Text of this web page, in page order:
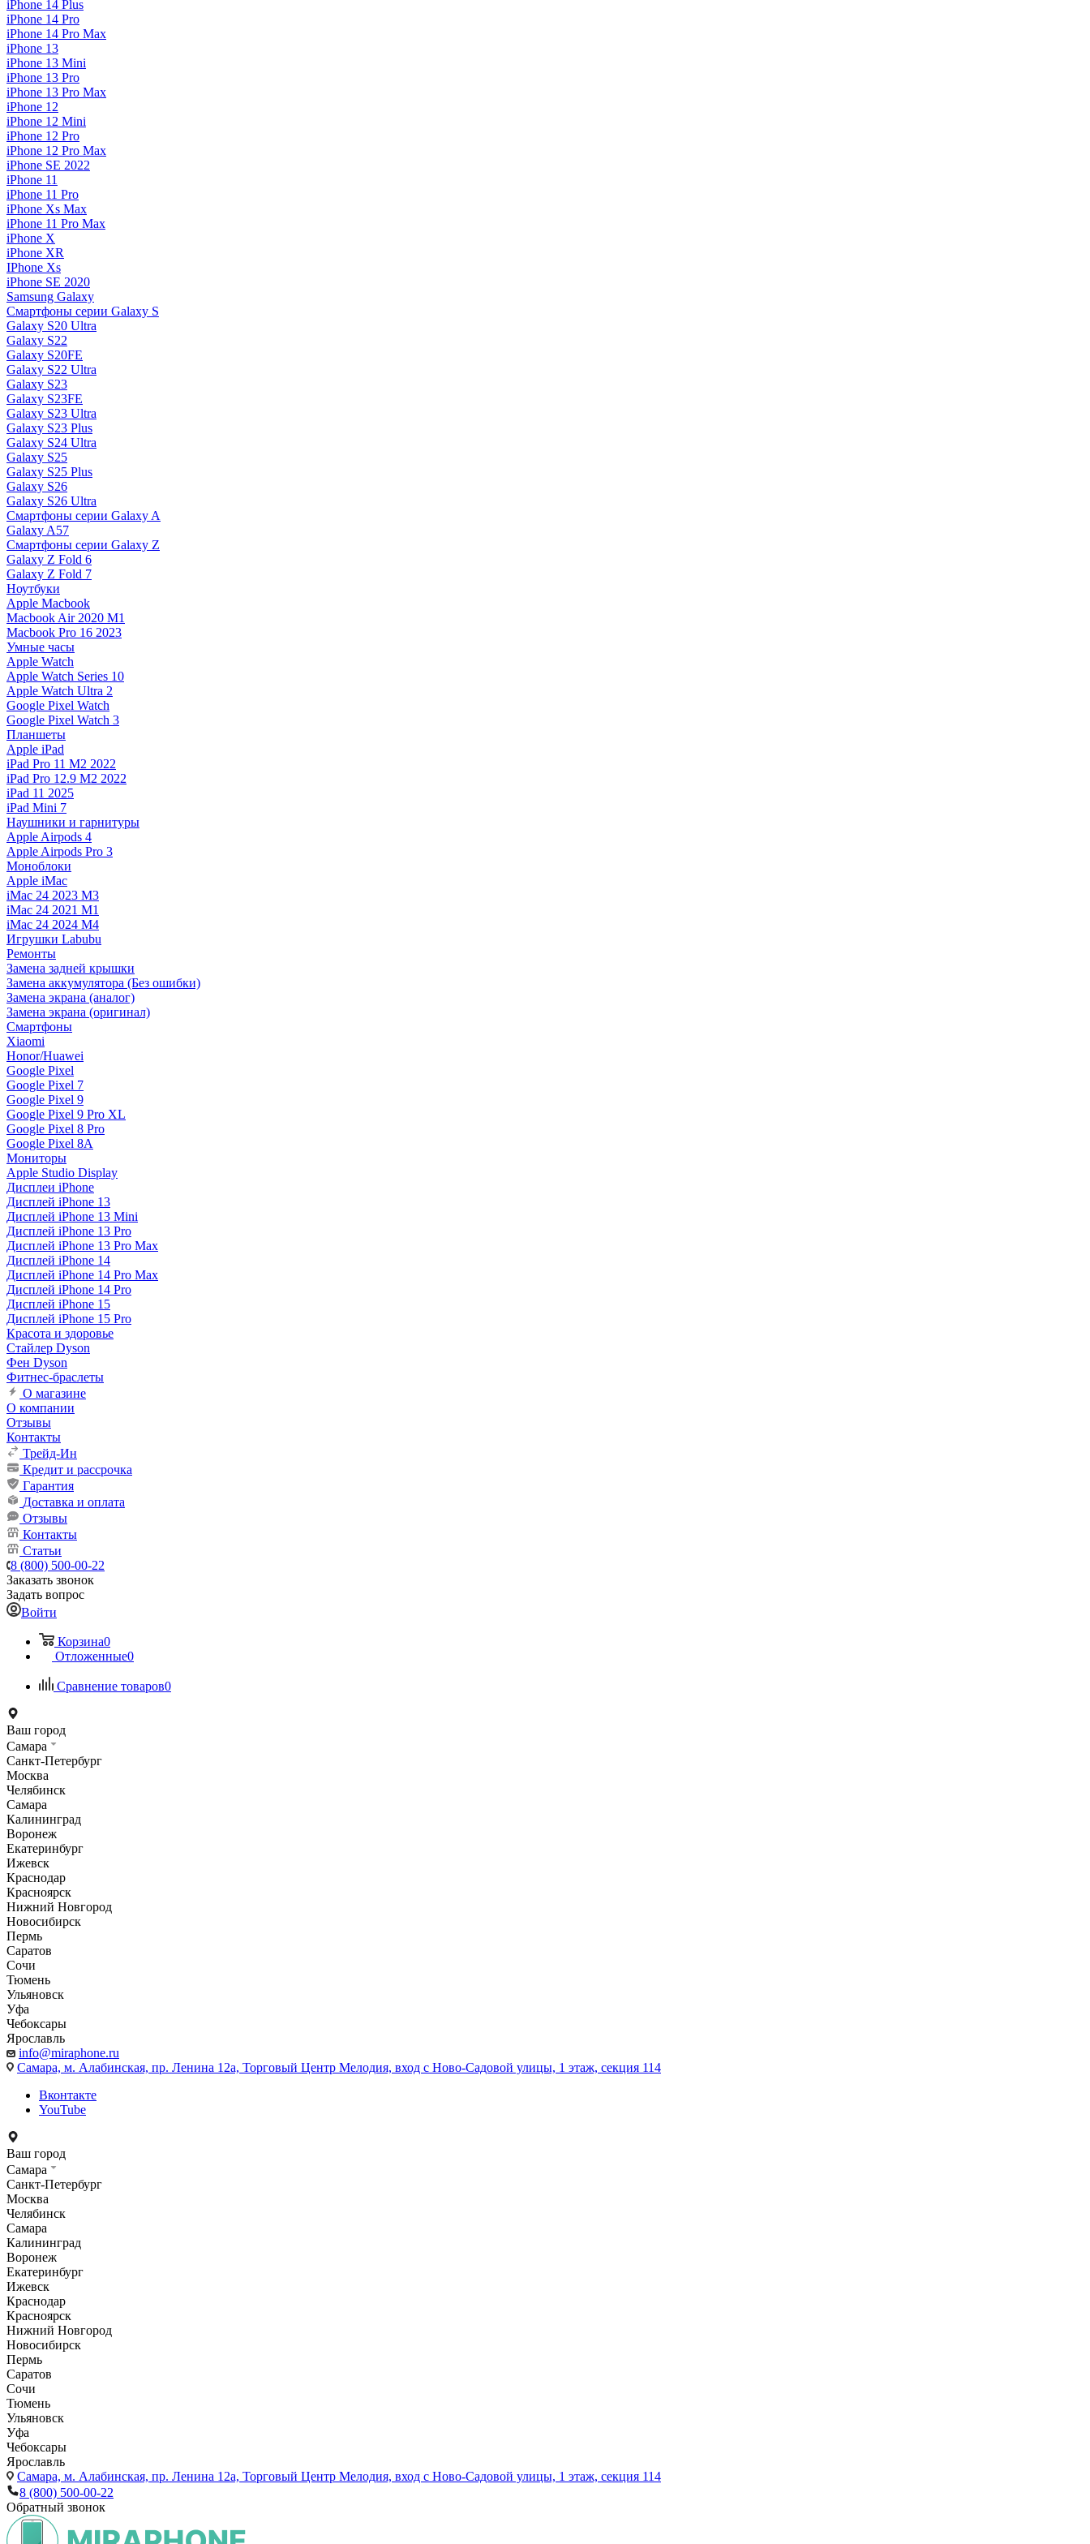
iPhone 14 Plus
iPhone 14 Pro
iPhone 14 Pro Max
iPhone 13
iPhone 13 Mini
iPhone 13 Pro
iPhone 13 Pro Max
iPhone 12
iPhone 12 Mini
iPhone 12 Pro
iPhone 12 Pro Max
iPhone SE 2022
iPhone 11
iPhone 11 Pro
iPhone Xs Max
iPhone 11 Pro Max
iPhone X
iPhone XR
IPhone Xs
iPhone SE 2020
Samsung Galaxy
Смартфоны серии Galaxy S
Galaxy S20 Ultra
Galaxy S22
Galaxy S20FE
Galaxy S22 Ultra
Galaxy S23
Galaxy S23FE
Galaxy S23 Ultra
Galaxy S23 Plus
Galaxy S24 Ultra
Galaxy S25
Galaxy S25 Plus
Galaxy S26
Galaxy S26 Ultra
Смартфоны серии Galaxy A
Galaxy A57
Смартфоны серии Galaxy Z
Galaxy Z Fold 6
Galaxy Z Fold 7
Ноутбуки
Apple Macbook
Macbook Air 2020 M1
Macbook Pro 16 2023
Умные часы
Apple Watch
Apple Watch Series 10
Apple Watch Ultra 2
Google Pixel Watch
Google Pixel Watch 3
Планшеты
Apple iPad
iPad Pro 11 M2 2022
iPad Pro 12.9 M2 2022
iPad 11 2025
iPad Mini 7
Наушники и гарнитуры
Apple Airpods 4
Apple Airpods Pro 3
Моноблоки
Apple iMac
iMac 24 2023 M3
iMac 24 2021 M1
iMac 24 2024 M4
Игрушки Labubu
Ремонты
Замена задней крышки
Замена аккумулятора (Без ошибки)
Замена экрана (аналог)
Замена экрана (оригинал)
Смартфоны
Xiaomi
Honor/Huawei
Google Pixel
Google Pixel 7
Google Pixel 9
Google Pixel 9 Pro XL
Google Pixel 8 Pro
Google Pixel 8A
Мониторы
Apple Studio Display
Дисплеи iPhone
Дисплей iPhone 13
Дисплей iPhone 13 Mini
Дисплей iPhone 13 Pro
Дисплей iPhone 13 Pro Max
Дисплей iPhone 14
Дисплей iPhone 14 Pro Max
Дисплей iPhone 14 Pro
Дисплей iPhone 15
Дисплей iPhone 15 Pro
Красота и здоровье
Стайлер Dyson
Фен Dyson
Фитнес-браслеты
О магазине
О компании
Отзывы
Контакты
Трейд-Ин
Кредит и рассрочка
Гарантия
Доставка и оплата
Отзывы
Контакты
Статьи
8 (800) 500-00-22
Заказать звонок
Задать вопрос
Войти
Корзина0
Отложенные0
Сравнение товаров0
Ваш город
Самара
Санкт-Петербург
Москва
Челябинск
Самара
Калининград
Воронеж
Екатеринбург
Ижевск
Краснодар
Красноярск
Нижний Новгород
Новосибирск
Пермь
Саратов
Сочи
Тюмень
Ульяновск
Уфа
Чебоксары
Ярославль
info@miraphone.ru
Самара, м. Алабинская, пр. Ленина 12а, Торговый Центр Мелодия, вход с Ново-Садовой улицы, 1 этаж, секция 114
Вконтакте
YouTube
Ваш город
Самара
Санкт-Петербург
Москва
Челябинск
Самара
Калининград
Воронеж
Екатеринбург
Ижевск
Краснодар
Красноярск
Нижний Новгород
Новосибирск
Пермь
Саратов
Сочи
Тюмень
Ульяновск
Уфа
Чебоксары
Ярославль
Самара, м. Алабинская, пр. Ленина 12а, Торговый Центр Мелодия, вход с Ново-Садовой улицы, 1 этаж, секция 114
8 (800) 500-00-22
Обратный звонок